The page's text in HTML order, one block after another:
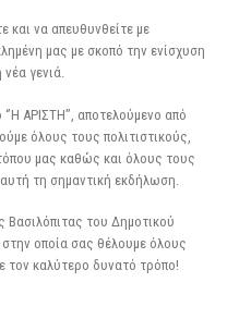
και να απευθυνθείτε με
μας με σκοπό την ενίσχυση
γενιά.
ΑΡΙΣΤΗ’’, αποτελούμενο από
όλους τους πολιτιστικούς,
μας καθώς και όλους τους
τη σημαντική εκδήλωση.
Βασιλόπιτας του Δημοτικού
οποία σας θέλουμε όλους
τον καλύτερο δυνατό τρόπο!